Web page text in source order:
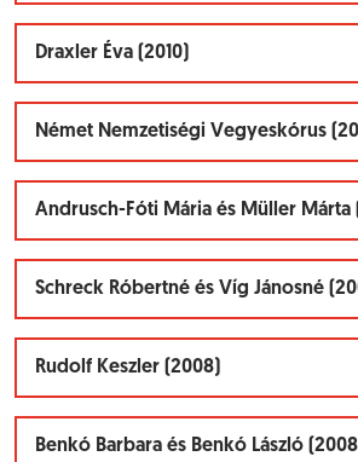
Draxler Éva (2010)
Német Nemzetiségi Vegyeskórus
Andrusch-Fóti Mária és Müller Márta
Schreck Róbertné és Víg Jánosné
Rudolf Keszler (2008)
Benkó Barbara és Benkó László (2008)